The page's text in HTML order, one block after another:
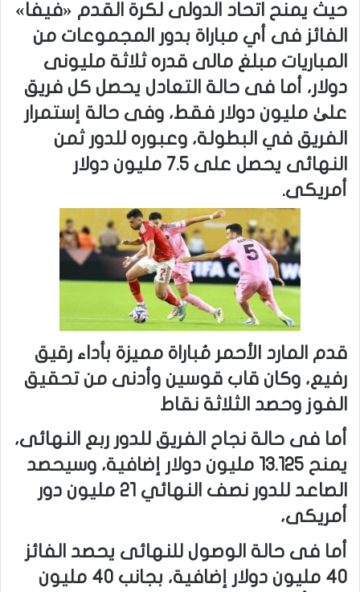
حيث يمنح اتحاد الدولى لكرة القدم «فيفا»
الفائز فى أي مباراة بدور المجموعات من
المباريات مبلغ مالى قدره ثلاثة مليونى
دولار، أما فى حالة التعادل يحصل كل فريق
علىٰ مليون دولار فقط، وفى حالة إستمرار
الفريق في البطولة، وعبوره للدور ثمن
النهائى يحصل على 7.5 مليون دولار
أمريكى.
قدم المارد الأحمر مُباراة مميزة بأداء رقيق
رفيع، وكان قاب قوسين وأدنى من تحقيق
الفوز وحصد الثلاثة نقاط
أما فى حالة نجاح الفريق للدور ربع النهائى،
يمنح 13.125 مليون دولار إضافية، وسيحصد
الصاعد للدور نصف النهائي 21 مليون دور
أمريكى،
أما فى حالة الوصول للنهائى يحصد الفائز
40 مليون دولار إضافية، بجانب 40 مليون